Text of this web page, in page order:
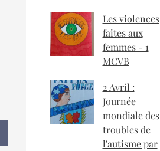
Les violences
faites aux
femmes - 1
MCVB
2 Avril :
Journée
mondiale des
troubles de
l'autisme par